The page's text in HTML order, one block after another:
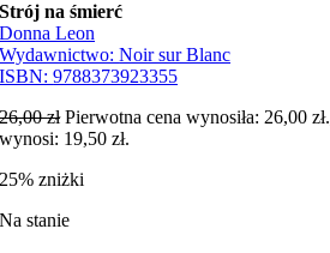
Strój na śmierć
Donna Leon
Wydawnictwo:Noir sur Blanc
ISBN:9788373923355
26,00zł Pierwotna cena wynosiła: 26,00 zł.
wynosi: 19,50 zł.
25% zniżki
Na stanie